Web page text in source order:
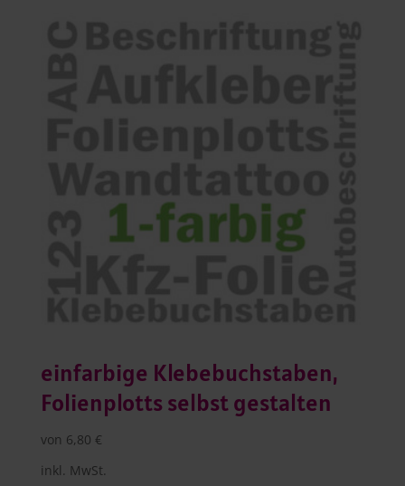
einfarbige Klebebuchstaben,
Folienplotts selbst gestalten
von 6,80 €
inkl. MwSt.